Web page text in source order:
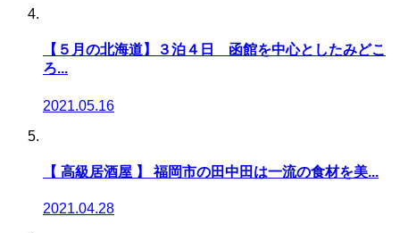
【５月の北海道】３泊４日 函館を中心としたみどこ
ろ...
2021.05.16
【 高級居酒屋 】 福岡市の田中田は一流の食材を美...
2021.04.28